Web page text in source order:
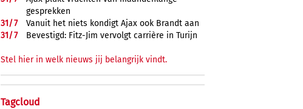
gesprekken
31/7
Vanuit het niets kondigt Ajax ook Brandt aan
31/7 Bevestigd: Fitz-Jim vervolgt carrière in Turijn
Stel hier in welk nieuws jij belangrijk vindt.
Tagcloud